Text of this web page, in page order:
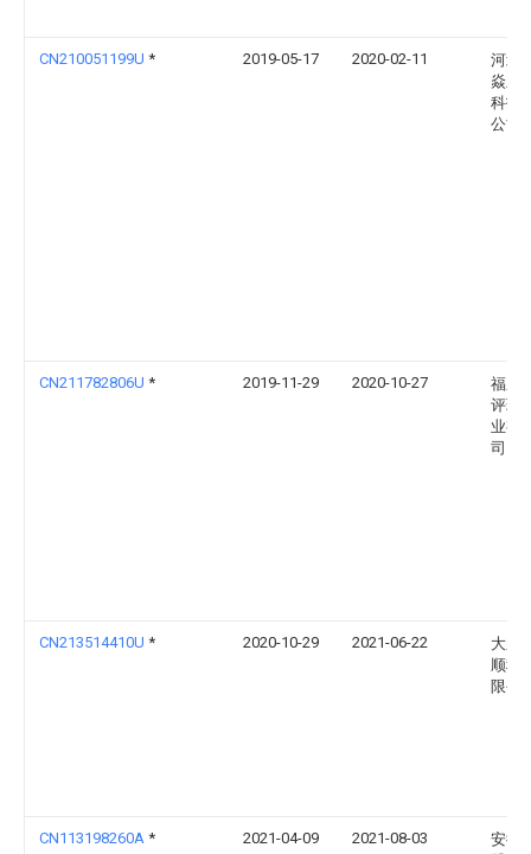
CN210051199U * 2019-05-17 2020-02-11
河北
焱新
科技
公司
CN211782806U * 2019-11-29 2020-10-27
福泉
评环
业有
司
CN213514410U * 2020-10-29 2021-06-22
大庆
顺科
限公
CN113198260A * 2021-04-09 2021-08-03
安徽